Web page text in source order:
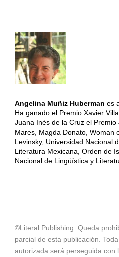
Angelina Muñiz Huberman es
Ha ganado el Premio Xavier
Juana Inés de la Cruz el Premio
Mares, Magda Donato, Woman
Levinsky, Universidad Nacional
Literatura Mexicana, Orden de
Nacional de Lingüística y
©Literal Publishing. Queda
parcial de esta publicación.
autorizada será perseguida con